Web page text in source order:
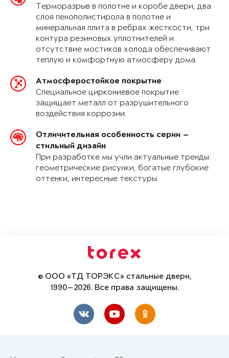
Терморазрыв в полотне и коробе двери, два
слоя пенополистирола в полотне и
минеральная плита в ребрах жесткости, три
контура резиновых уплотнителей и
отсутствие мостиков холода обеспечивают
теплую и комфортную атмосферу дома.
Атмосферостойкое покрытие
Специальное циркониевое покрытие
защищает металл от разрушительного
воздействия коррозии.
Отличительная особенность серии —
стильный дизайн
При разработке мы учли актуальные тренды:
геометрические рисунки, богатые глубокие
оттенки, интересные текстуры.
© ООО «ТД ТОРЭКС» стальные двери,
1990—2026. Все права защищены.